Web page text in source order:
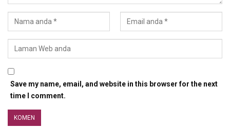
Save my name, email, and website in this browser for the next
time I comment.